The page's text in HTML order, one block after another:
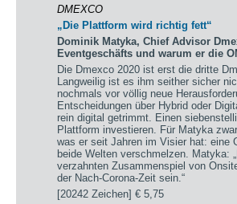
DMEXCO
„Die Plattform wird richtig fett“
Dominik Matyka, Chief Advisor
Eventgeschäfts und warum er die
Die Dmexco 2020 ist erst die dritte
Langweilig ist es ihm seither sicher
nochmals vor völlig neue
Entscheidungen über Hybrid oder
rein digital getrimmt. Einen
Plattform investieren. Für Matyka
was er seit Jahren im Visier hat: eine
beide Welten verschmelzen. Matyka:
verzahnten Zusammenspiel von
der Nach-Corona-Zeit sein.“
[20242 Zeichen]€ 5,75